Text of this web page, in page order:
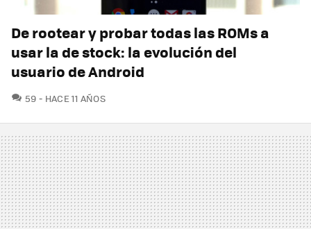
De rootear y probar todas las ROMs a
usar la de stock: la evolución del
usuario de Android
59 COMENTARIOS
HACE 11 AÑOS